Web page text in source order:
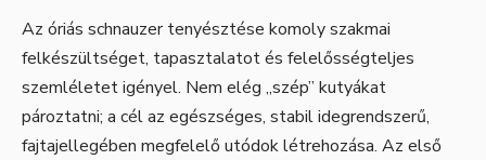
Az óriás schnauzer tenyésztése komoly szakmai
felkészültséget, tapasztalatot és felelősségteljes
szemléletet igényel. Nem elég „szép” kutyákat
pároztatni; a cél az egészséges, stabil idegrendszerű,
fajtajellegében megfelelő utódok létrehozása. Az első